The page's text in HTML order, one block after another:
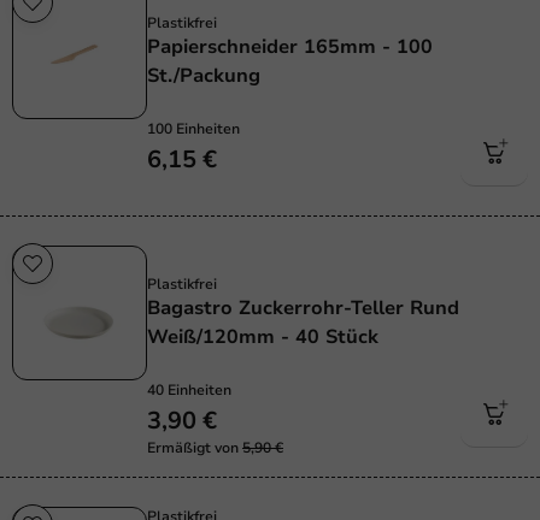
Plastikfrei
Papierschneider 165mm - 100
St./Packung
100 Einheiten
6,15 €
Plastikfrei
Bagastro Zuckerrohr-Teller Rund
Weiß/120mm - 40 Stück
40 Einheiten
3,90 €
Ermäßigt von5,90 €